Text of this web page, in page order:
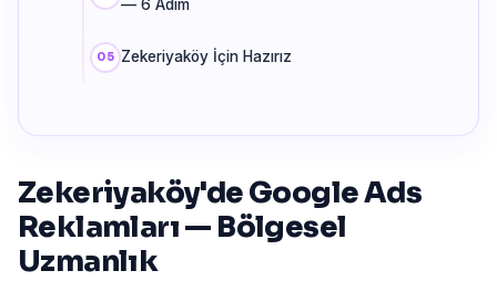
— 6 Adım
Zekeriyaköy İçin Hazırız
Zekeriyaköy'de Google Ads
Reklamları — Bölgesel
Uzmanlık